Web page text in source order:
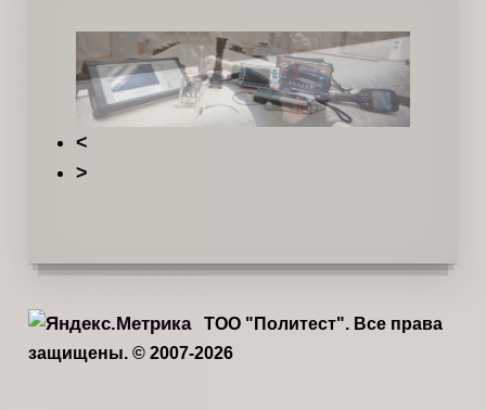
<
>
ТОО "Политест". Все права
защищены. © 2007-2026